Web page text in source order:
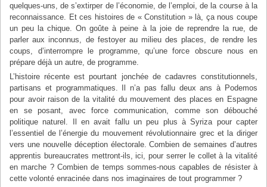
quelques-uns, de s’extirper de l’économie, de l’emploi, de la course à la
reconnaissance. Et ces histoires de « Constitution » là, ça nous coupe
un peu la chique. On goûte à peine à la joie de reprendre la rue, de
parler aux inconnus, de festoyer au milieu des places, de rendre les
coups, d’interrompre le programme, qu’une force obscure nous en
prépare déjà un autre, de programme.
L’histoire récente est pourtant jonchée de cadavres constitutionnels,
partisans et programmatiques. Il n’a pas fallu deux ans à Podemos
pour avoir raison de la vitalité du mouvement des places en Espagne
en se posant, avec force communication, comme son débouché
politique naturel. Il en avait fallu un peu plus à Syriza pour capter
l’essentiel de l’énergie du mouvement révolutionnaire grec et la diriger
vers une nouvelle déception électorale. Combien de semaines d’autres
apprentis bureaucrates mettront-ils, ici, pour serrer le collet à la vitalité
en marche ? Combien de temps sommes-nous capables de résister à
cette volonté enracinée dans nos imaginaires de tout programmer ?